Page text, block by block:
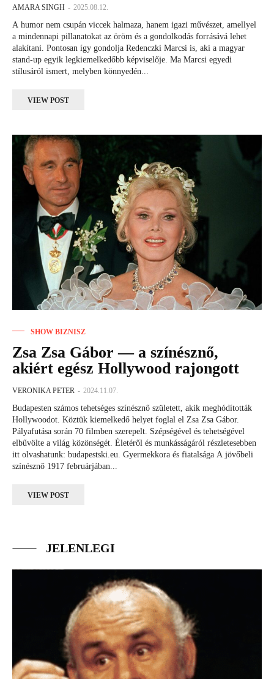
AMARA SINGH - 2025.08.12.
A humor nem csupán viccek halmaza, hanem igazi művészet, amellyel
a mindennapi pillanatokat az öröm és a gondolkodás forrásává lehet
alakítani. Pontosan így gondolja Redenczki Marcsi is, aki a magyar
stand-up egyik legkiemelkedőbb képviselője. Ma Marcsi egyedi
stílusáról ismert, melyben könnyedén...
VIEW POST
SHOW BIZNISZ
Zsa Zsa Gábor — a színésznő,
akiért egész Hollywood rajongott
VERONIKA PETER - 2024.11.07.
Budapesten számos tehetséges színésznő született, akik meghódították
Hollywoodot. Köztük kiemelkedő helyet foglal el Zsa Zsa Gábor.
Pályafutása során 70 filmben szerepelt. Szépségével és tehetségével
elbűvölte a világ közönségét. Életéről és munkásságáról részletesebben
itt olvashatunk: budapestski.eu. Gyermekkora és fiatalsága A jövőbeli
színésznő 1917 februárjában...
VIEW POST
JELENLEGI